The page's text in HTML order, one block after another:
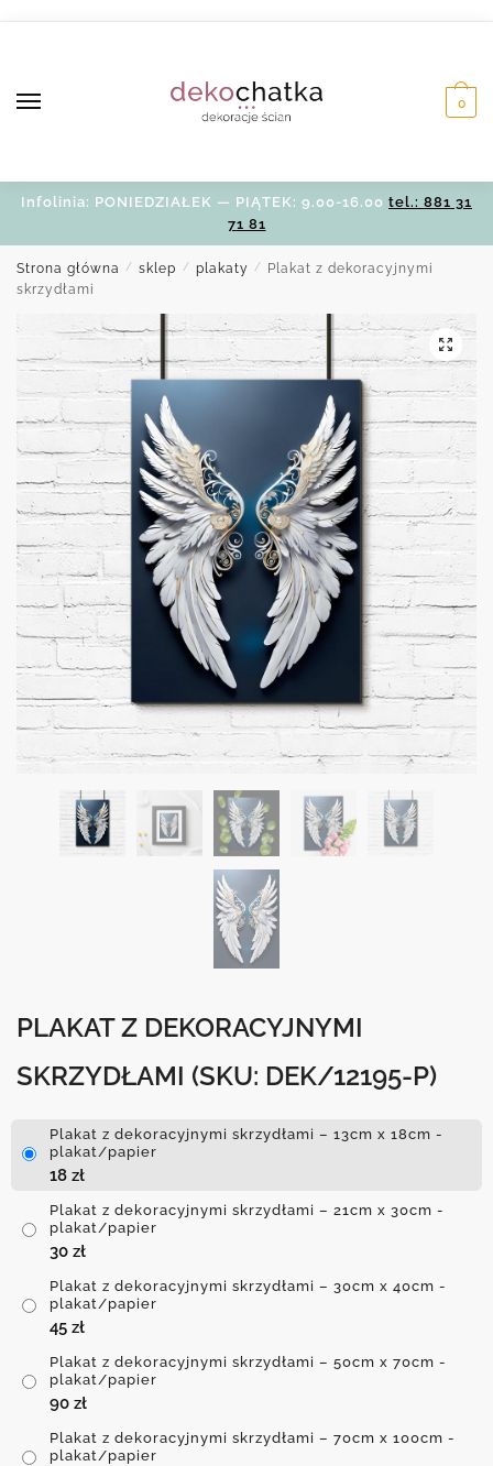
0
Infolinia: PONIEDZIAŁEK — PIĄTEK: 9.00-16.00 tel.: 881 31
71 81
Strona główna / sklep / plakaty /
Plakat z dekoracyjnymi
skrzydłami
PLAKAT Z DEKORACYJNYMI
SKRZYDŁAMI (SKU: DEK/12195-P)
Plakat z dekoracyjnymi skrzydłami – 13cm x 18cm -
plakat/papier
18 zł
Plakat z dekoracyjnymi skrzydłami – 21cm x 30cm -
plakat/papier
30 zł
Plakat z dekoracyjnymi skrzydłami – 30cm x 40cm -
plakat/papier
45 zł
Plakat z dekoracyjnymi skrzydłami – 50cm x 70cm -
plakat/papier
90 zł
Plakat z dekoracyjnymi skrzydłami – 70cm x 100cm -
plakat/papier